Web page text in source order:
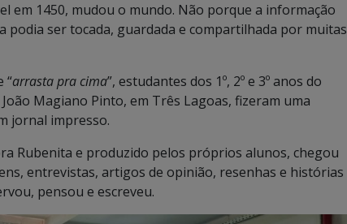
em 1450, mudou o mundo. Não porque a informação
podia ser tocada, guardada e compartilhada por muitas
“arrasta pra cima”, estudantes dos 1º, 2º e 3º anos do
Magiano Pinto, em Três Lagoas, fizeram uma
jornal impresso.
Rubenita e produzido pelos próprios alunos, chegou
entrevistas, artigos de opinião, resenhas e histórias
pensou e escreveu.